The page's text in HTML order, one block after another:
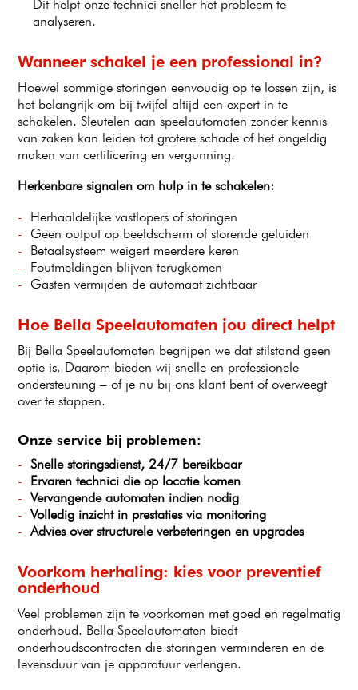
Dit helpt onze technici sneller het probleem te
analyseren.
Wanneer schakel je een professional in?
Hoewel sommige storingen eenvoudig op te lossen zijn, is
het belangrijk om bij twijfel altijd een expert in te
schakelen. Sleutelen aan speelautomaten zonder kennis
van zaken kan leiden tot grotere schade of het ongeldig
maken van certificering en vergunning.
Herkenbare signalen om hulp in te schakelen:
Herhaaldelijke vastlopers of storingen
Geen output op beeldscherm of storende geluiden
Betaalsysteem weigert meerdere keren
Foutmeldingen blijven terugkomen
Gasten vermijden de automaat zichtbaar
Hoe Bella Speelautomaten jou direct helpt
Bij Bella Speelautomaten begrijpen we dat stilstand geen
optie is. Daarom bieden wij snelle en professionele
ondersteuning – of je nu bij ons klant bent of overweegt
over te stappen.
Onze service bij problemen:
Snelle storingsdienst, 24/7 bereikbaar
Ervaren technici die op locatie komen
Vervangende automaten indien nodig
Volledig inzicht in prestaties via monitoring
Advies over structurele verbeteringen en upgrades
Voorkom herhaling: kies voor preventief
onderhoud
Veel problemen zijn te voorkomen met goed en regelmatig
onderhoud. Bella Speelautomaten biedt
onderhoudscontracten die storingen verminderen en de
levensduur van je apparatuur verlengen.